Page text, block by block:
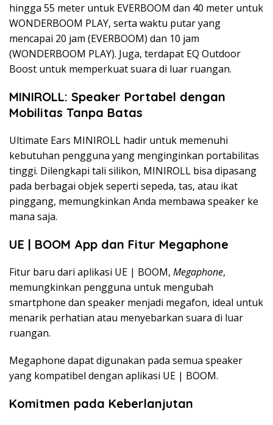
hingga 55 meter untuk EVERBOOM dan 40 meter untuk
WONDERBOOM PLAY, serta waktu putar yang
mencapai 20 jam (EVERBOOM) dan 10 jam
(WONDERBOOM PLAY). Juga, terdapat EQ Outdoor
Boost untuk memperkuat suara di luar ruangan.
MINIROLL: Speaker Portabel dengan
Mobilitas Tanpa Batas
Ultimate Ears MINIROLL hadir untuk memenuhi
kebutuhan pengguna yang menginginkan portabilitas
tinggi. Dilengkapi tali silikon, MINIROLL bisa dipasang
pada berbagai objek seperti sepeda, tas, atau ikat
pinggang, memungkinkan Anda membawa speaker ke
mana saja.
UE | BOOM App dan Fitur Megaphone
Fitur baru dari aplikasi UE | BOOM, Megaphone,
memungkinkan pengguna untuk mengubah
smartphone dan speaker menjadi megafon, ideal untuk
menarik perhatian atau menyebarkan suara di luar
ruangan.
Megaphone dapat digunakan pada semua speaker
yang kompatibel dengan aplikasi UE | BOOM.
Komitmen pada Keberlanjutan